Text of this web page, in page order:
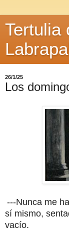
Tertulia
26/1/25
Los
---Nunca me
sí mismo,
vacío.